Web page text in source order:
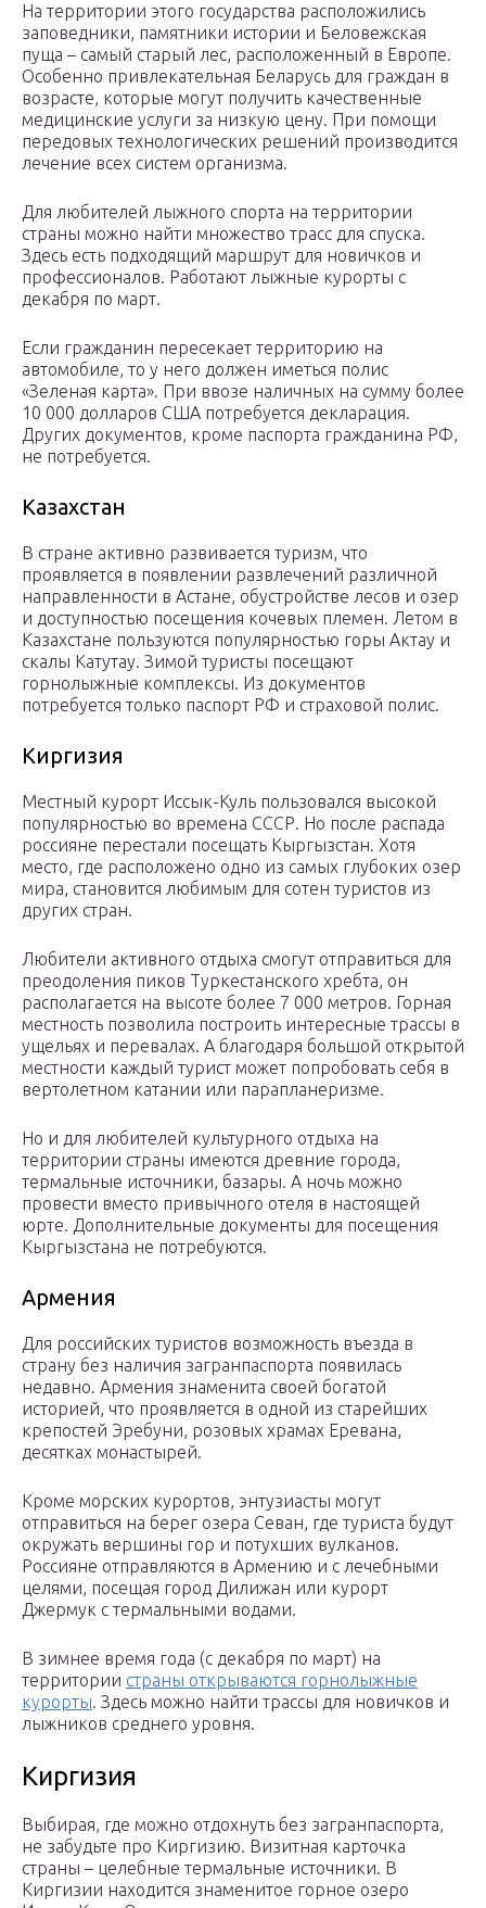
На территории этого государства расположились
заповедники, памятники истории и Беловежская
пуща – самый старый лес, расположенный в Европе.
Особенно привлекательная Беларусь для граждан в
возрасте, которые могут получить качественные
медицинские услуги за низкую цену. При помощи
передовых технологических решений производится
лечение всех систем организма.
Для любителей лыжного спорта на территории
страны можно найти множество трасс для спуска.
Здесь есть подходящий маршрут для новичков и
профессионалов. Работают лыжные курорты с
декабря по март.
Если гражданин пересекает территорию на
автомобиле, то у него должен иметься полис
«Зеленая карта». При ввозе наличных на сумму более
10 000 долларов США потребуется декларация.
Других документов, кроме паспорта гражданина РФ,
не потребуется.
Казахстан
В стране активно развивается туризм, что
проявляется в появлении развлечений различной
направленности в Астане, обустройстве лесов и озер
и доступностью посещения кочевых племен. Летом в
Казахстане пользуются популярностью горы Актау и
скалы Катутау. Зимой туристы посещают
горнолыжные комплексы. Из документов
потребуется только паспорт РФ и страховой полис.
Киргизия
Местный курорт Иссык-Куль пользовался высокой
популярностью во времена СССР. Но после распада
россияне перестали посещать Кыргызстан. Хотя
место, где расположено одно из самых глубоких озер
мира, становится любимым для сотен туристов из
других стран.
Любители активного отдыха смогут отправиться для
преодоления пиков Туркестанского хребта, он
располагается на высоте более 7 000 метров. Горная
местность позволила построить интересные трассы в
ущельях и перевалах. А благодаря большой открытой
местности каждый турист может попробовать себя в
вертолетном катании или парапланеризме.
Но и для любителей культурного отдыха на
территории страны имеются древние города,
термальные источники, базары. А ночь можно
провести вместо привычного отеля в настоящей
юрте. Дополнительные документы для посещения
Кыргызстана не потребуются.
Армения
Для российских туристов возможность въезда в
страну без наличия загранпаспорта появилась
недавно. Армения знаменита своей богатой
историей, что проявляется в одной из старейших
крепостей Эребуни, розовых храмах Еревана,
десятках монастырей.
Кроме морских курортов, энтузиасты могут
отправиться на берег озера Севан, где туриста будут
окружать вершины гор и потухших вулканов.
Россияне отправляются в Армению и с лечебными
целями, посещая город Дилижан или курорт
Джермук с термальными водами.
В зимнее время года (с декабря по март) на
территории страны открываются горнолыжные
курорты. Здесь можно найти трассы для новичков и
лыжников среднего уровня.
Киргизия
Выбирая, где можно отдохнуть без загранпаспорта,
не забудьте про Киргизию. Визитная карточка
страны – целебные термальные источники. В
Киргизии находится знаменитое горное озеро